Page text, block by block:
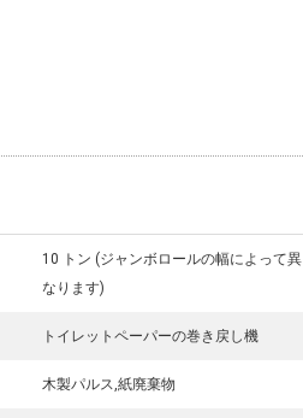
10 トン (ジャンボロールの幅によって異
なります)
トイレットペーパーの巻き戻し機
木製パルス,紙廃棄物